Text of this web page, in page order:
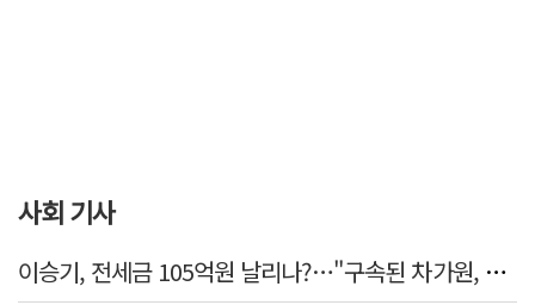
사회 기사
이승기, 전세금 105억원 날리나?…"구속된 차가원, 형사 범죄 영역"